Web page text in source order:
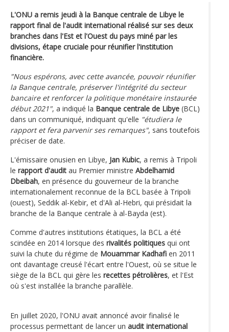
L'ONU a remis jeudi à la Banque centrale de Libye le
rapport final de l'audit international réalisé sur ses deux
branches dans l'Est et l'Ouest du pays miné par les
divisions, étape cruciale pour réunifier l'institution
financière.
"Nous espérons, avec cette avancée, pouvoir réunifier
la Banque centrale, préserver l'intégrité du secteur
bancaire et renforcer la politique monétaire instaurée
début 2021", a indiqué la Banque centrale de Libye (BCL)
dans un communiqué, indiquant qu'elle "étudiera le
rapport et fera parvenir ses remarques", sans toutefois
préciser de date.
L'émissaire onusien en Libye, Jan Kubic, a remis à Tripoli
le rapport d'audit au Premier ministre Abdelhamid
Dbeibah, en présence du gouverneur de la branche
internationalement reconnue de la BCL basée à Tripoli
(ouest), Seddik al-Kebir, et d'Ali al-Hebri, qui présidait la
branche de la Banque centrale à al-Bayda (est).
Comme d'autres institutions étatiques, la BCL a été
scindée en 2014 lorsque des rivalités politiques qui ont
suivi la chute du régime de Mouammar Kadhafi en 2011
ont davantage creusé l'écart entre l'Ouest, où se situe le
siège de la BCL qui gère les recettes pétrolières, et l'Est
où s'est installée la branche parallèle.
En juillet 2020, l'ONU avait annoncé avoir finalisé le
processus permettant de lancer un audit international